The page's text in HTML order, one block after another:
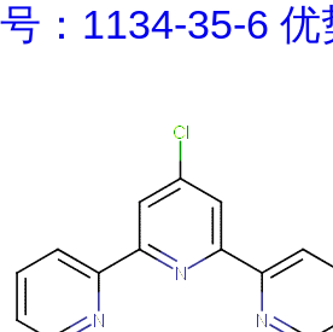
号：1134-35-6 优